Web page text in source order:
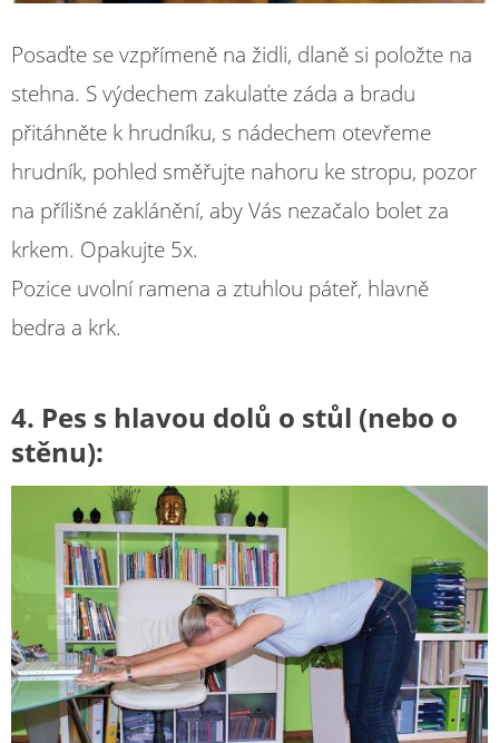
Posaďte se vzpřímeně na židli, dlaně si položte na
stehna. S výdechem zakulaťte záda a bradu
přitáhněte k hrudníku, s nádechem otevřeme
hrudník, pohled směřujte nahoru ke stropu, pozor
na přílišné zaklánění, aby Vás nezačalo bolet za
krkem. Opakujte 5x.
Pozice uvolní ramena a ztuhlou páteř, hlavně
bedra a krk.
4. Pes s hlavou dolů o stůl (nebo o
stěnu):